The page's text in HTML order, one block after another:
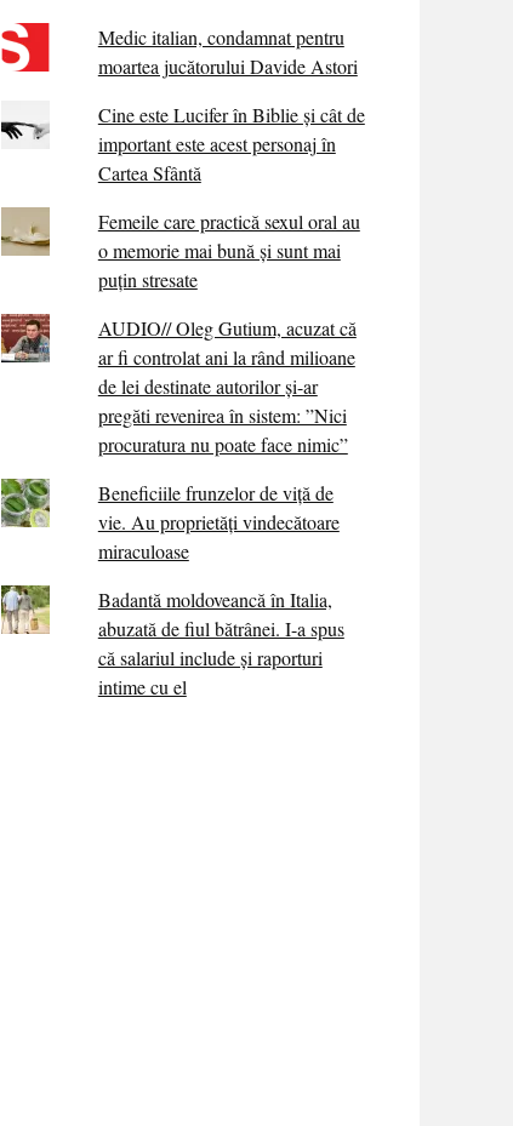
Medic italian, condamnat pentru
moartea jucătorului Davide Astori
Cine este Lucifer în Biblie și cât de
important este acest personaj în
Cartea Sfântă
Femeile care practică sexul oral au
o memorie mai bună și sunt mai
puțin stresate
AUDIO// Oleg Gutium, acuzat că
ar fi controlat ani la rând milioane
de lei destinate autorilor și-ar
pregăti revenirea în sistem: ”Nici
procuratura nu poate face nimic”
Beneficiile frunzelor de viță de
vie. Au proprietăţi vindecătoare
miraculoase
Badantă moldoveancă în Italia,
abuzată de fiul bătrânei. I-a spus
că salariul include și raporturi
intime cu el